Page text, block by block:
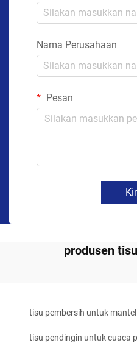
Nama Perusahaan
Pesan
produsen
tisu pembersih untuk mantel
tisu pendingin untuk cuaca